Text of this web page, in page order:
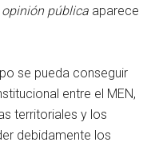
pública aparece
se pueda conseguir
entre el MEN,
territoriales y los
debidamente los